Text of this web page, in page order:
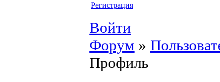
Регистрация
Войти
Форум »
Профиль